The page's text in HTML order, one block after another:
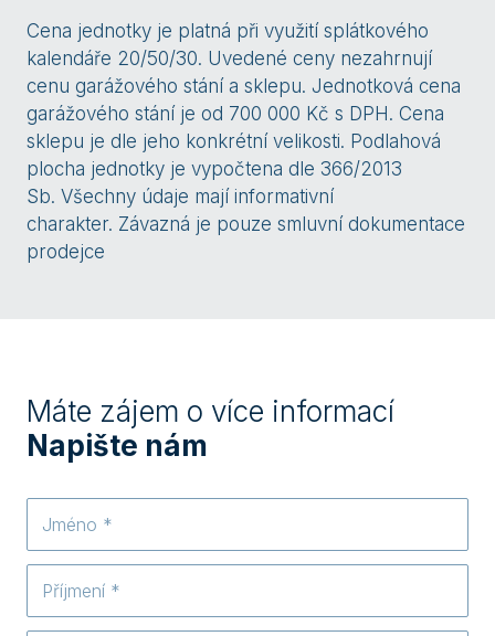
Cena jednotky je platná při využití splátkového
kalendáře 20/50/30. Uvedené ceny nezahrnují
cenu garážového stání a sklepu. Jednotková cena
garážového stání je od 700 000 Kč s DPH. Cena
sklepu je dle jeho konkrétní velikosti. Podlahová
plocha jednotky je vypočtena dle 366/2013
Sb. Všechny údaje mají informativní
charakter. Závazná je pouze smluvní dokumentace
prodejce
Máte zájem o více informací
Napište nám